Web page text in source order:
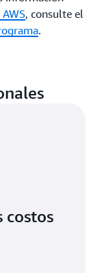
, consulte el
.
costos